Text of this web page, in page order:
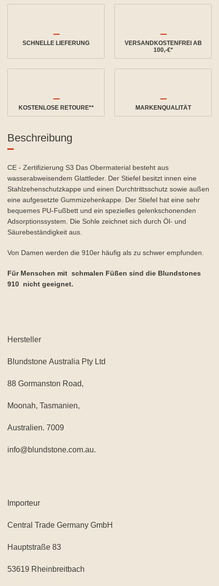
SCHNELLE LIEFERUNG
VERSANDKOSTENFREI AB
100,-€*
KOSTENLOSE RETOURE** MARKENQUALITÄT
Beschreibung
CE - Zertifizierung S3 Das Obermaterial besteht aus
wasserabweisendem Glattleder. Der Stiefel besitzt innen eine
Stahlzehenschutzkappe und einen Durchtrittsschutz sowie außen
eine aufgesetzte Gummizehenkappe. Der Stiefel hat eine sehr
bequemes PU-Fußbett und ein spezielles gelenkschonenden
Adsorptionssystem. Die Sohle zeichnet sich durch Öl- und
Säurebeständigkeit aus.
Von Damen werden die 910er häufig als zu schwer empfunden.
Für Menschen mit schmalen Füßen sind die Blundstones
910 nicht geeignet.
Hersteller
Blundstone Australia Pty Ltd
88 Gormanston Road,
Moonah, Tasmanien,
Australien. 7009
info@blundstone.com.au.
Importeur
Central Trade Germany GmbH
Hauptstraße 83
53619 Rheinbreitbach